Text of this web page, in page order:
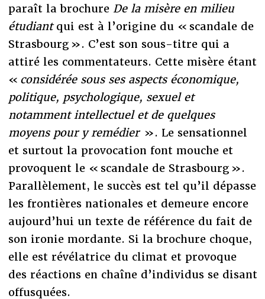
paraît la brochure De la misère en milieu
étudiantqui est à l’origine du « scandale de
Strasbourg ». C’est son sous-titre qui a
attiré les commentateurs. Cette misère étant
« considérée sous ses aspects économique,
politique, psychologique, sexuel et
notamment intellectuel et de quelques
moyens pour y remédier ». Le sensationnel
et surtout la provocation font mouche et
provoquent le « scandale de Strasbourg ».
Parallèlement, le succès est tel qu’il dépasse
les frontières nationales et demeure encore
aujourd’hui un texte de référence du fait de
son ironie mordante. Si la brochure choque,
elle est révélatrice du climat et provoque
des réactions en chaîne d’individus se disant
offusquées.